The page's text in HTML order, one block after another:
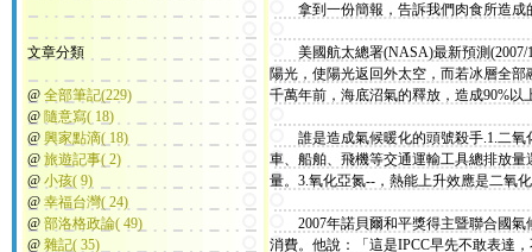
文章分類
@ 全部筆記(229)
@ 隨意寫( 18)
@ 興家點滴( 18)
@ 旅遊記事( 2)
@ 小孩( 9)
@ 幸福台灣( 24)
@ 部洛格政論( 49)
@ 雜記( 35)
拿到一份簡報，告訴我們肉食所造成
美國航太總署(NASA)最新預測(2007/
陽光，使陽光返回外太空，而若冰層全
千萬年前，海底沼氣的釋放，造成90%以
誰是造成氣候暖化的頭號殺手.1.二氧
車、船舶、飛機等交通運輸工具總排放
量。3.氧化亞氮--，熱能上升效應是二氧
2007年諾貝爾和平獎得主暨聯合國氣
消費。他說：「這是IPCC早先不敢表達